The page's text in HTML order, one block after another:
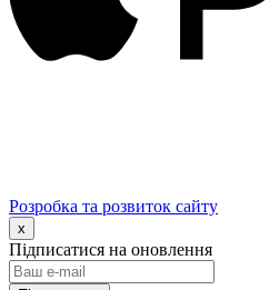
Розробка та розвиток сайту
x
Підписатися на оновлення